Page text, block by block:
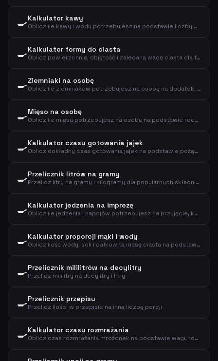
🍳Kalkulator kawy
Oblicz ile kawy i wody potrzebujesz na podstawie liczby filiżanek i mocy
🍳Kalkulator formy do ciasta
Oblicz powierzchnię, objętość i zalecaną wagę ciasta dla formy
🍳Ziemniaki na osobę
Oblicz ile ziemniaków potrzebujesz na osobę na dodatek, puree lub pieczone ziemniaki
🍳Mięso na osobę
Oblicz ile mięsa potrzebujesz na osobę na podstawie rodzaju mięsa i sposobu przygotowania
🍳Kalkulator czasu gotowania jajek
Oblicz dokładny czas gotowania jajek na podstawie pożądanej konsystencji, rozmiaru i temperatury początkowej
🍳Przelicznik litrów na gramy
Przelicz litry na gramy i kilogramy dla popularnych składników kuchennych
🍳Kalkulator jedzenia na imprezę
Oblicz ile jedzenia i napojów potrzebujesz na przyjęcie, kolację lub lunch
🍳Kalkulator proporcji mąki i wody
Oblicz ilość wody, soli i całkowitą masę ciasta na podstawie mąki i hydratacji
🍳Przelicznik mililitrów na decylitry
Przelicz mililitry na decylitry i litry
🍳Przelicznik przepisu
Przelicz ilości w przepisie na inną liczbę porcji
🍳Kalkulator czasu rozmrażania
Oblicz czas rozmrażania mrożonek na podstawie wagi, rodzaju i metody